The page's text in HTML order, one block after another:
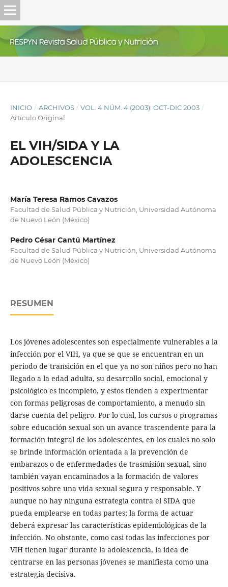
INICIO / ARCHIVOS / VOL. 4 NÚM. 4 (2003): OCT-DIC 2003 /
Artículo Original
EL VIH/SIDA Y LA
ADOLESCENCIA
María Teresa Ramos Cavazos
Facultad de Salud Pública y Nutrición, Universidad Autónoma
de Nuevo León (México)
Pedro César Cantú Martínez
Facultad de Salud Pública y Nutrición, Universidad Autónoma
de Nuevo León (México)
RESUMEN
Los jóvenes adolescentes son especialmente vulnerables a la
infección por el VIH, ya que se que se encuentran en un
periodo de transición en el que ya no son niños pero no han
llegado a la edad adulta, su desarrollo social, emocional y
psicológico es incompleto, y estos tienden a experimentar
con formas peligrosas de comportamiento, a menudo sin
darse cuenta del peligro. Por lo cual, los cursos o programas
sobre educación sexual son un avance trascendente para la
formación integral de los adolescentes, en los cuales no solo
se brinde información orientada a la prevención de
embarazos o de enfermedades de trasmisión sexual, sino
también vayan encaminados a la formación de valores
positivos sobre una vida sexual segura y responsable. Y
aunque no hay ninguna estrategia contra el SIDA que
pueda emplearse en todas partes; la forma de actuar
deberá expresar las características epidemiológicas de la
infección. No obstante, como casi todas las infecciones por
VIH tienen lugar durante la adolescencia, la idea de
centrarse en las personas jóvenes se manifiesta como una
estrategia decisiva.